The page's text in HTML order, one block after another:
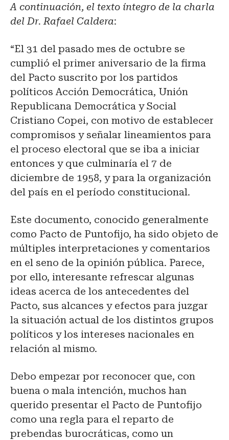
A continuación, el texto íntegro de la charla
del Dr. Rafael Caldera:
“El 31 del pasado mes de octubre se
cumplió el primer aniversario de la firma
del Pacto suscrito por los partidos
políticos Acción Democrática, Unión
Republicana Democrática y Social
Cristiano Copei, con motivo de establecer
compromisos y señalar lineamientos para
el proceso electoral que se iba a iniciar
entonces y que culminaría el 7 de
diciembre de 1958, y para la organización
del país en el período constitucional.
Este documento, conocido generalmente
como Pacto de Puntofijo, ha sido objeto de
múltiples interpretaciones y comentarios
en el seno de la opinión pública. Parece,
por ello, interesante refrescar algunas
ideas acerca de los antecedentes del
Pacto, sus alcances y efectos para juzgar
la situación actual de los distintos grupos
políticos y los intereses nacionales en
relación al mismo.
Debo empezar por reconocer que, con
buena o mala intención, muchos han
querido presentar el Pacto de Puntofijo
como una regla para el reparto de
prebendas burocráticas, como un